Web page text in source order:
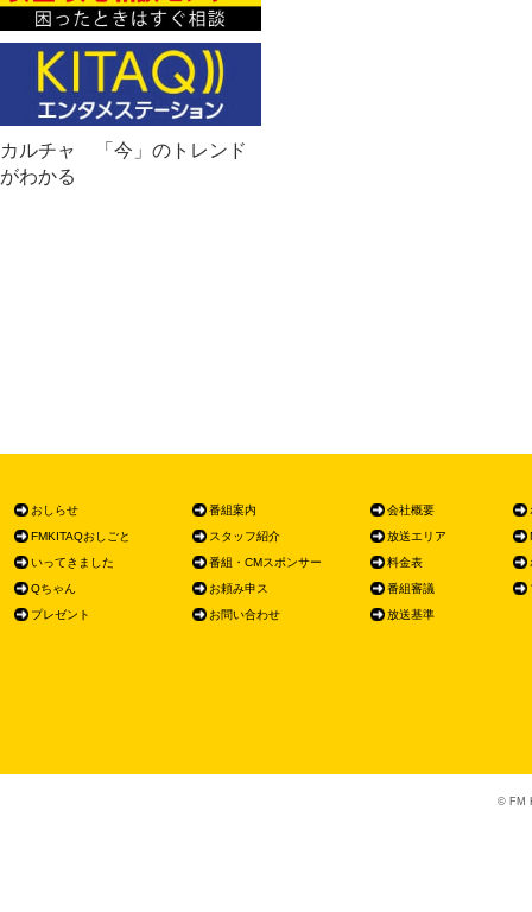
カルチャ 「今」のトレンド
がわかる
おしらせ
FMKITAQおしごと
いってきました
Qちゃん
プレゼント
番組案内
スタッフ紹介
番組・CMスポンサー
お頼み申ス
お問い合わせ
会社概要
放送エリア
料金表
番組審議
放送基準
© FM